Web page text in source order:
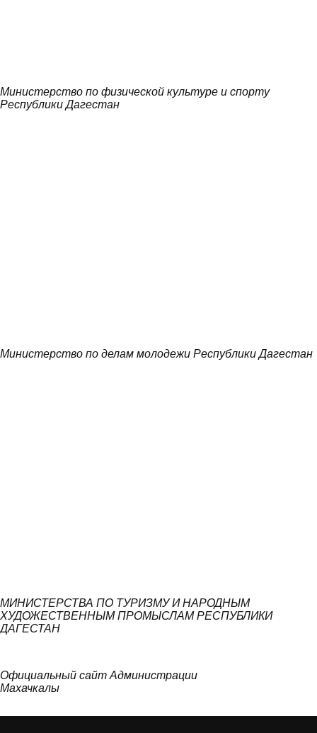
Министерство по физической культуре и спорту
Республики Дагестан
Министерство по делам молодежи Республики Дагестан
МИНИСТЕРСТВА ПО ТУРИЗМУ И НАРОДНЫМ
ХУДОЖЕСТВЕННЫМ ПРОМЫСЛАМ РЕСПУБЛИКИ
ДАГЕСТАН
Официальный сайт Администрации
Махачкалы